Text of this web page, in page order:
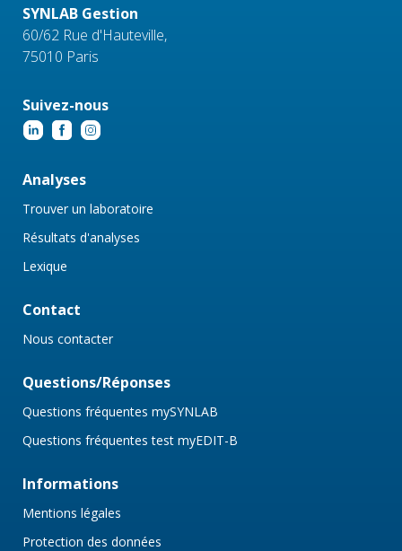
SYNLAB Gestion
60/62 Rue d'Hauteville,
75010 Paris
Suivez-nous
Analyses
Trouver un laboratoire
Résultats d'analyses
Lexique
Contact
Nous contacter
Questions/Réponses
Questions fréquentes mySYNLAB
Questions fréquentes test myEDIT-B
Informations
Mentions légales
Protection des données